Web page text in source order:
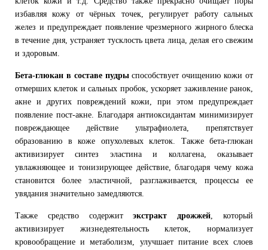
избавляя кожу от чёрных точек, регулирует работу сальных
желез и предупреждает появление чрезмерного жирного блеска
в течение дня, устраняет тусклость цвета лица, делая его свежим
и здоровым.
Бета-глюкан в составе пудрыспособствует очищению кожи от
отмерших клеток и сальных пробок, ускоряет заживление ранок,
акне и других повреждений кожи, при этом предупреждает
появление пост-акне. Благодаря антиоксидантам минимизирует
повреждающее действие ультрафиолета, препятствует
образованию в коже опухолевых клеток. Также бета-глюкан
активизирует синтез эластина и коллагена, оказывает
увлажняющее и тонизирующее действие, благодаря чему кожа
становится более эластичной, разглаживается, процессы ее
увядания значительно замедляются.
Также средство содержитэкстракт дрожжей, который
активизирует жизнедеятельность клеток, нормализует
кровообращение и метаболизм, улучшает питание всех слоев